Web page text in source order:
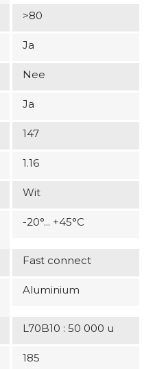
>80
Ja
Nee
Ja
147
1.16
Wit
-20°... +45°C
Fast connect
Aluminium
L70B10 : 50 000 u
185